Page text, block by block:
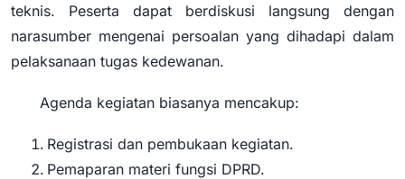
teknis. Peserta dapat berdiskusi langsung dengan
narasumber mengenai persoalan yang dihadapi dalam
pelaksanaan tugas kedewanan.
Agenda kegiatan biasanya mencakup:
Registrasi dan pembukaan kegiatan.
Pemaparan materi fungsi DPRD.